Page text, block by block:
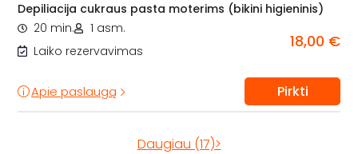
Depiliacija cukraus pasta moterims (bikini higieninis)
20 min.
1 asm.
Laiko rezervavimas
18,00 €
Apie paslaugą Pirkti
Daugiau (17)>